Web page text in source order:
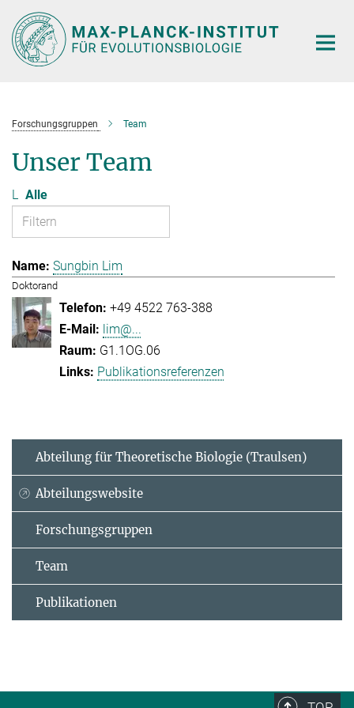
Hauptinhalt
Forschungsgruppen Team
Unser Team
L Alle
Sungbin Lim
Doktorand
+49 4522 763-388
lim@...
G1.1OG.06
Publikationsreferenzen
Abteilung für Theoretische Biologie (Traulsen)
Abteilungswebsite
Forschungsgruppen
Team
Publikationen